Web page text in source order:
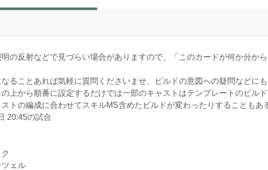
の反射などで見づらい場合がありますので、「このカードが何か分か
ることあれば気軽に質問くださいませ、ビルドの意図への疑問などに
上から順番に設定するだけでは一部のキャストはテンプレートのビル
ストの編成に合わせてスキルMS含めたビルドが変わったりすることもあ
20:45の試合
ェル